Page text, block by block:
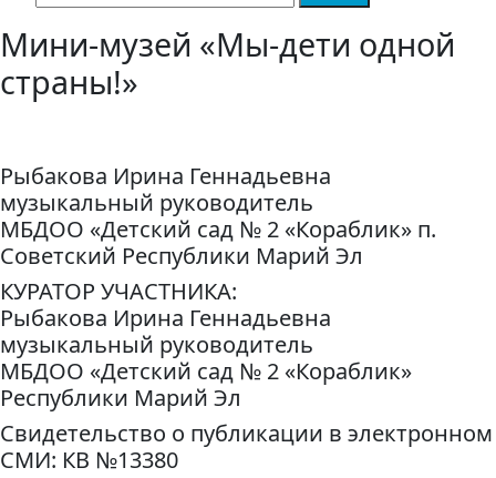
Мини-музей «Мы-дети одной
страны!»
Рыбакова Ирина Геннадьевна
музыкальный руководитель
МБДОО «Детский сад № 2 «Кораблик» п.
Советский Республики Марий Эл
КУРАТОР УЧАСТНИКА:
Рыбакова Ирина Геннадьевна
музыкальный руководитель
МБДОО «Детский сад № 2 «Кораблик»
Республики Марий Эл
Свидетельство о публикации в электронном
СМИ: КВ №13380